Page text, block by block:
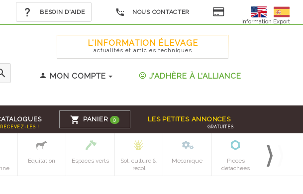
BESOIN D'AIDE
NOUS CONTACTER
Information Export
L'INFORMATION ÉLEVAGE
actualités et articles techniques
MON COMPTE J'ADHÈRE À L'ALLIANCE
RECEVEZ-LES !
PANIER 0 LES PETITES ANNONCES
GRATUITES
Equitation Espaces verts
Sol, culture &
recol
Mecanique
Pieces
detachees